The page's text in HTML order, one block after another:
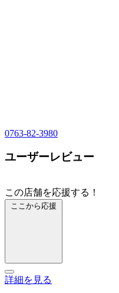
0763-82-3980
ユーザーレビュー
この店舗を応援する！
ここから応援
詳細を見る